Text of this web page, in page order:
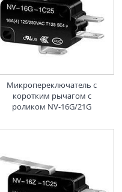
Микропереключатель с
коротким рычагом с
роликом NV-16G/21G